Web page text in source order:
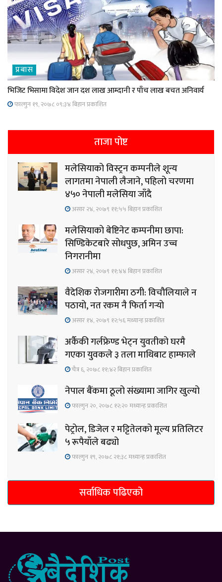
प्रबास
भिजिट भिसामा विदेश जान दश लाख आम्दानी र पाँच लाख बचत अनिवार्य
फाल्गुन १९, २०७८ ०९;३४ बिहान प्रकाशित
ताजा पोष्ट
मलेसियाको विस्ट्रन कम्पनीले शून्य
लागतमा नेपाली लैजाने, पहिलो चरणमा
४५० नेपाली मलेसिया जाँदै
असार २४, २०७९ ११;५५ बिहान प्रकाशित
मलेसियाको बेष्टिनेट कम्पनीमा छापा:
सिण्डिकेटबारे सोधपुछ, अमिन उच्च
निगरानीमा
असार २४, २०७९ ११;४४ बिहान प्रकाशित
वैदेशिक रोजगारीमा ठगी: विचौलियाले न
पठायो, नत रकम नै फिर्ता गर्‍यो
असार १४, २०७९ १२;५६ मध्यान्ह प्रकाशित
अर्कैकी गर्लफ्रेण्ड भेट्न युवतीको घरमै
गएका युवकले ३ तला माथिबाट हाम्फाले
चैत्र ६, २०७८ ११;४२ बिहान प्रकाशित
नेपाल बैंकमा ठूलो संख्यामा जागिर खुल्यो
फाल्गुन २०, २०७८ १२;२० मध्यान्ह प्रकाशित
पेट्रोल, डिजेल र मट्टितेलको मूल्य प्रतिलिटर
५ रूपैयाँले बढ्यो
फाल्गुन १९, २०७८ २१;३८ मध्यान्ह प्रकाशित
सर्वाधिक पढिएको